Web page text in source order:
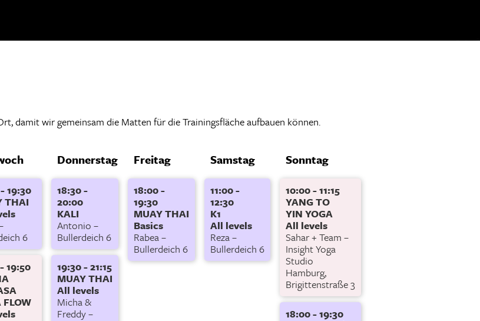
damit wir gemeinsam die Matten für die Trainingsfläche aufbauen können.
19:30
THAI
6
19:50
FLOW
Donnerstag
18:30 -
20:00
KALI
Antonio –
Bullerdeich 6
19:30 - 21:15
MUAY THAI
All levels
Micha &
Freddy –
Freitag
18:00 -
19:30
MUAY THAI
Basics
Rabea –
Bullerdeich 6
Samstag
11:00 -
12:30
K1
All levels
Reza –
Bullerdeich 6
Sonntag
10:00 - 11:15
YANG TO
YIN YOGA
All levels
Sahar + Team –
Insight Yoga
Studio
Hamburg,
Brigittenstraße 3
18:00 - 19:30